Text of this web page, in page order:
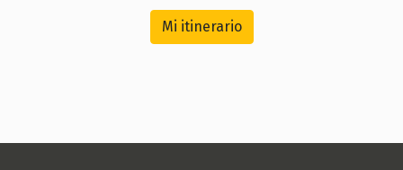
Mi itinerario